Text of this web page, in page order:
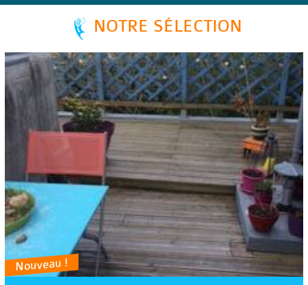
NOTRE SÉLECTION
Nouveau !